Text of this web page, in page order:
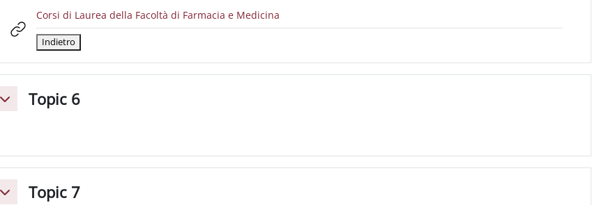
Corsi di Laurea della Facoltà di Farmacia e Medicina
MinimizzaTopic 6
MinimizzaTopic 7